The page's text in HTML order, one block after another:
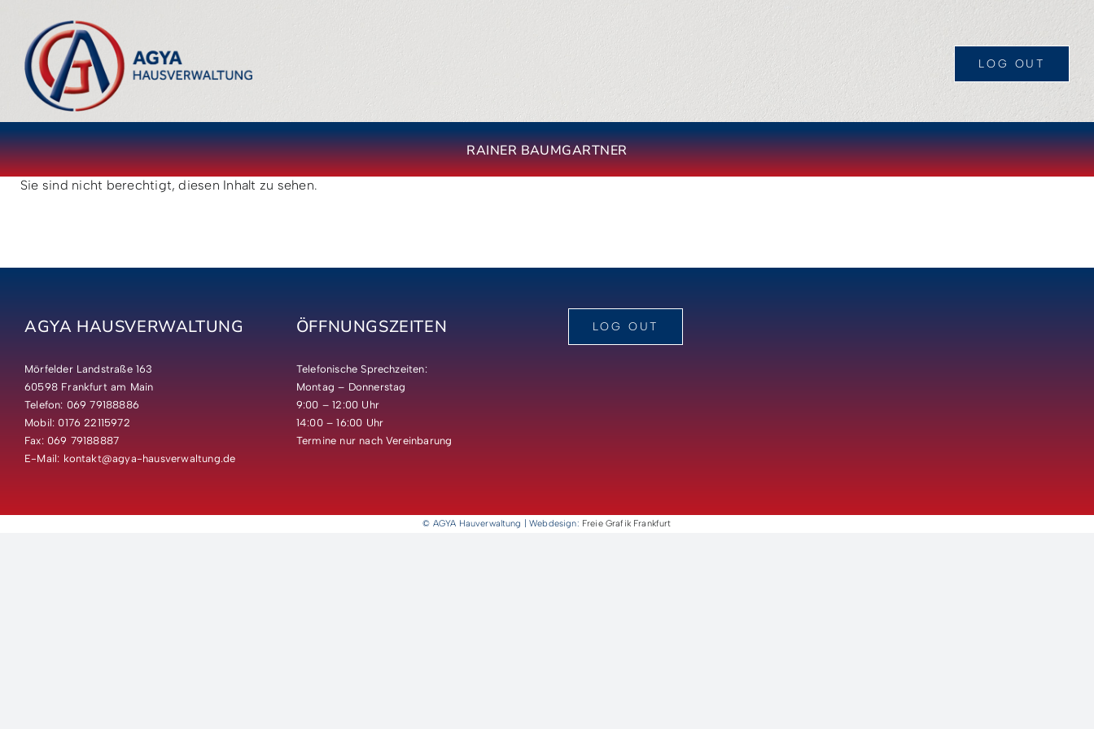
springen
LOG OUT
RAINER BAUMGARTNER
Sie sind nicht berechtigt, diesen Inhalt zu sehen.
AGYA HAUSVERWALTUNG
Mörfelder Landstraße 163
60598 Frankfurt am Main
Telefon: 069 79188886
Mobil: 0176 22115972
Fax: 069 79188887
E-Mail: kontakt@agya-hausverwaltung.de
ÖFFNUNGSZEITEN
Telefonische Sprechzeiten:
Montag – Donnerstag
9:00 – 12:00 Uhr
14:00 – 16:00 Uhr
Termine nur nach Vereinbarung
LOG OUT
© AGYA Hauverwaltung | Webdesign: Freie Grafik Frankfurt